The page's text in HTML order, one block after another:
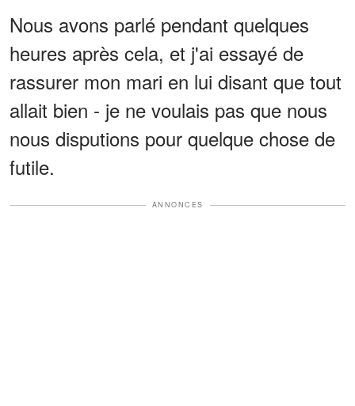
Nous avons parlé pendant quelques
heures après cela, et j'ai essayé de
rassurer mon mari en lui disant que tout
allait bien - je ne voulais pas que nous
nous disputions pour quelque chose de
futile.
ANNONCES